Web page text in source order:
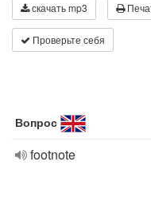
скачать mp3
Проверьте себя
Вопрос
footnote